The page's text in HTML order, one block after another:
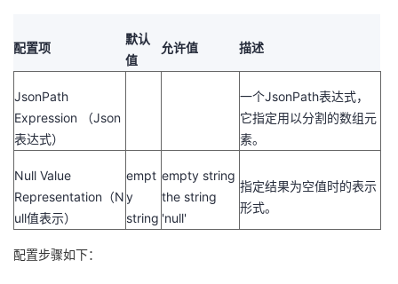
配置项
默认
值
允许值 描述
JsonPath
Expression （Json
表达式）
一个JsonPath表达式，
它指定用以分割的数组元
素。
Null Value
Representation（N
ull值表示）
empt
y
string
empty string
the string
'null'
指定结果为空值时的表示
形式。
配置步骤如下：